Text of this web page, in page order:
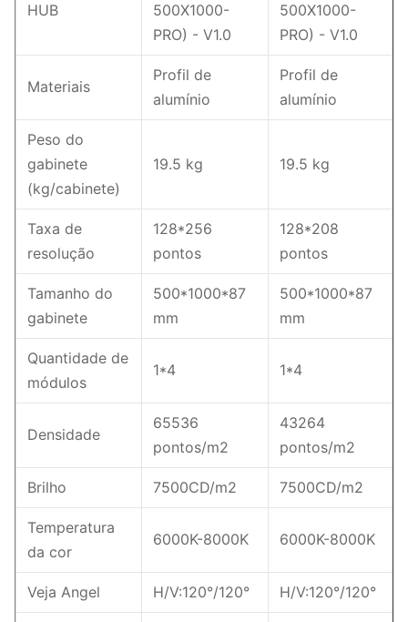
HUB
500X1000-
PRO) - V1.0
500X1000-
PRO) - V1.0
Materiais
Profil de
alumínio
Profil de
alumínio
Peso do
gabinete
(kg/cabinete)
19.5 kg 19.5 kg
Taxa de
resolução
128*256
pontos
128*208
pontos
Tamanho do
gabinete
500*1000*87
mm
500*1000*87
mm
Quantidade de
módulos
1*4 1*4
Densidade
65536
pontos/m2
43264
pontos/m2
Brilho 7500CD/m2 7500CD/m2
Temperatura
da cor
6000K-8000K 6000K-8000K
Veja Angel H/V:120°/120° H/V:120°/120°